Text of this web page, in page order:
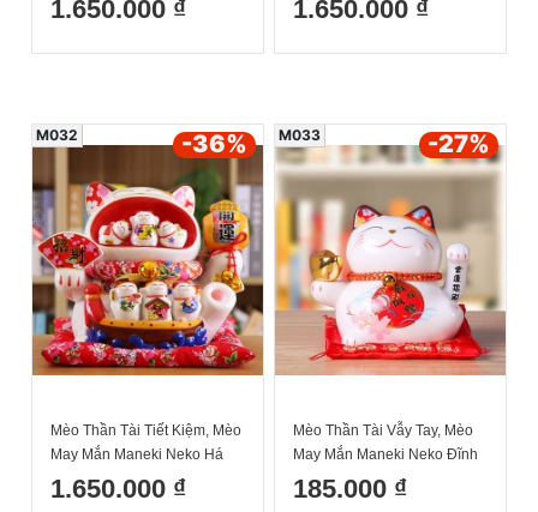
Đệm Và Hộp Đẹp
1.650.000 ₫
Kèm Đệm Và Hộp Đẹp
1.650.000 ₫
Mèo Thần Tài Tiết Kiệm, Mèo
May Mắn Maneki Neko Há
Miệng Hút Tài Lộc 34cm Kèm
Đệm Và Hộp Đẹp
1.650.000 ₫
M032 -36%
Mèo Thần Tài Vẫy Tay, Mèo
May Mắn Maneki Neko Đĩnh
vàng 14cm Kèm Đệm Và Hộp
Đẹp
185.000 ₫
M033 -27%